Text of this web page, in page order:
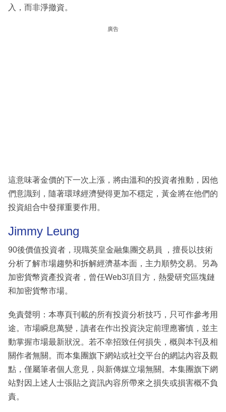
入，而非淨撤資。
廣告
這意味著金價的下一次上漲，將由溫和的投資者推動，因他
們意識到，隨著環球經濟變得更加不穩定，黃金將在他們的
投資組合中發揮重要作用。
Jimmy Leung
90後價值投資者，現職英皇金融集團交易員 ，擅長以技術
分析了解市場趨勢和拆解經濟基本面，主力順勢交易。另為
加密貨幣資產投資者，曾任Web3項目方，熱愛研究區塊鏈
和加密貨幣市場。
免責聲明：本專頁刊載的所有投資分析技巧，只可作參考用
途。市場瞬息萬變，讀者在作出投資決定前理應審慎，並主
動掌握市場最新狀況。若不幸招致任何損失，概與本刊及相
關作者無關。而本集團旗下網站或社交平台的網誌內容及觀
點，僅屬筆者個人意見，與新傳媒立場無關。本集團旗下網
站對因上述人士張貼之資訊內容所帶來之損失或損害概不負
責。